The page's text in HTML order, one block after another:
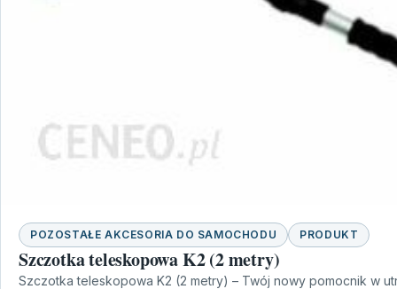
POZOSTAŁE AKCESORIA DO SAMOCHODU PRODUKT
Szczotka teleskopowa K2 (2 metry)
Szczotka teleskopowa K2 (2 metry) – Twój nowy pomocnik w